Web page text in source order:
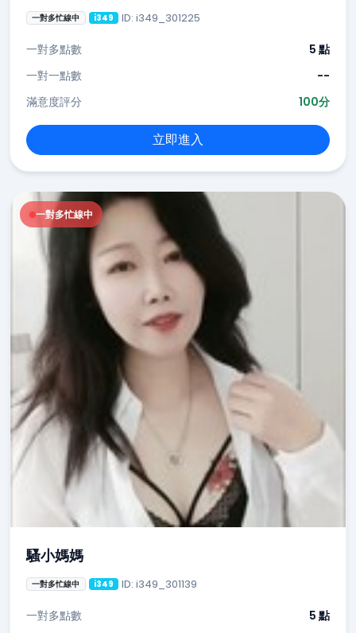
一對多忙線中 i349 ID: i349_301225
一對多點數
5 點
一對一點數
--
滿意度評分
100分
立即進入
一對多忙線中
騷小媽媽
一對多忙線中 i349 ID: i349_301139
一對多點數 5 點